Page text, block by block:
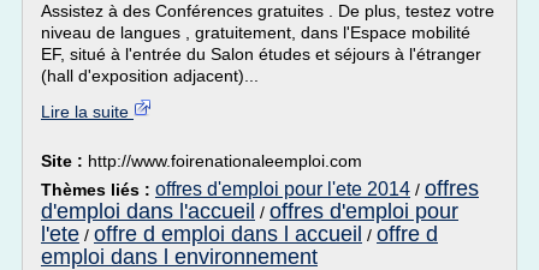
Assistez à des Conférences gratuites . De plus, testez votre
niveau de langues , gratuitement, dans l'Espace mobilité
EF, situé à l'entrée du Salon études et séjours à l'étranger
(hall d'exposition adjacent)...
Lire la suite
Site : http://www.foirenationaleemploi.com
Thèmes liés : offres d'emploi pour l'ete 2014 / offres
d'emploi dans l'accueil / offres d'emploi pour
l'ete / offre d emploi dans l accueil / offre d
emploi dans l environnement